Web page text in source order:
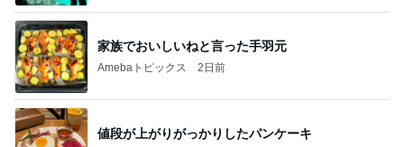
家族でおいしいねと言った手羽元
Amebaトピックス 2日前
値段が上がりがっかりしたパンケーキ